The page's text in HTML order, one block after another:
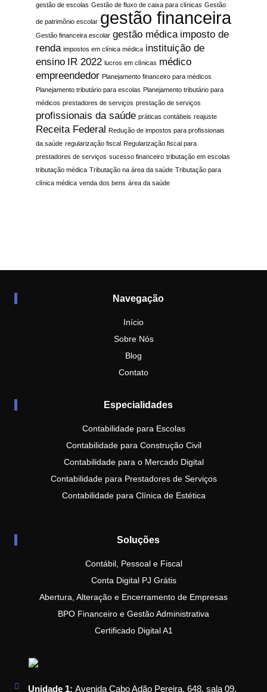
gestão de escolas Gestão de fluxo de caixa para clínicas Gestão
de patrimônio escolar gestão financeira
Gestão financeira escolar gestão médica imposto de
renda impostos em clínica médica instituição de
ensino IR 2022 lucros em clínicas médico
empreendedor Planejamento financeiro para médicos
Planejamento tributário para escolas Planejamento tributário para
médicos prestadores de serviços prestação de serviços
profissionais da saúde práticas contábeis reajuste
Receita Federal Redução de impostos para profissionais
da saúde regularização fiscal Regularização fiscal para
prestadores de serviços sucesso financeiro tributação em escolas
tributação médica Tributação na área da saúde Tributação para
clínica médica venda dos bens área da saúde
Navegação
Início
Sobre Nós
Blog
Contato
Especialidades
Contabilidade para Escolas
Contabilidade para Construção Civil
Contabilidade para o Mercado Digital
Contabilidade para Prestadores de Serviços
Contabilidade para Clínica de Estética
Soluções
Contábil, Pessoal e Fiscal
Conta Digital PJ Grátis
Abertura, Alteração e Encerramento de Empresas
BPO Financeiro e Gestão Administrativa
Certificado Digital A1
Unidade 1: Avenida Cabo Adão Pereira, 648, sala 09,